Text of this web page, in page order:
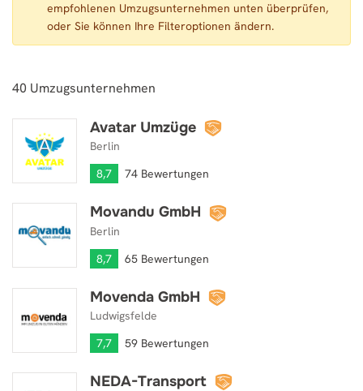
empfohlenen Umzugsunternehmen unten überprüfen,
oder Sie können Ihre Filteroptionen ändern.
40 Umzugsunternehmen
Avatar Umzüge
Berlin
8,7
74 Bewertungen
Avatar Umzüge
Movandu GmbH
Berlin
8,7
65 Bewertungen
Movandu GmbH
Movenda GmbH
Ludwigsfelde
7,7
59 Bewertungen
Movenda GmbH
NEDA-Transport
NEDA-Transport